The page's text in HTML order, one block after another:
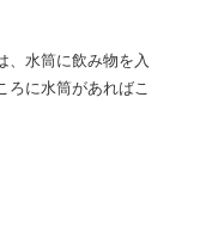
、水筒に飲み物を入
ろに水筒があればこ